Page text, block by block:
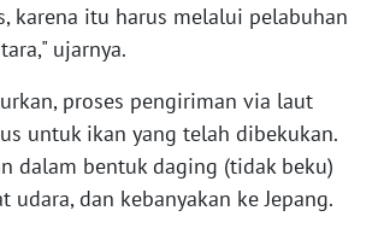
karena itu harus melalui pelabuhan
ujarnya.
proses pengiriman via laut
untuk ikan yang telah dibekukan.
dalam bentuk daging (tidak beku)
udara, dan kebanyakan ke Jepang.